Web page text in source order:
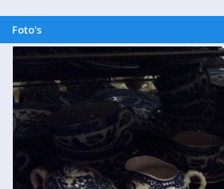
Foto's